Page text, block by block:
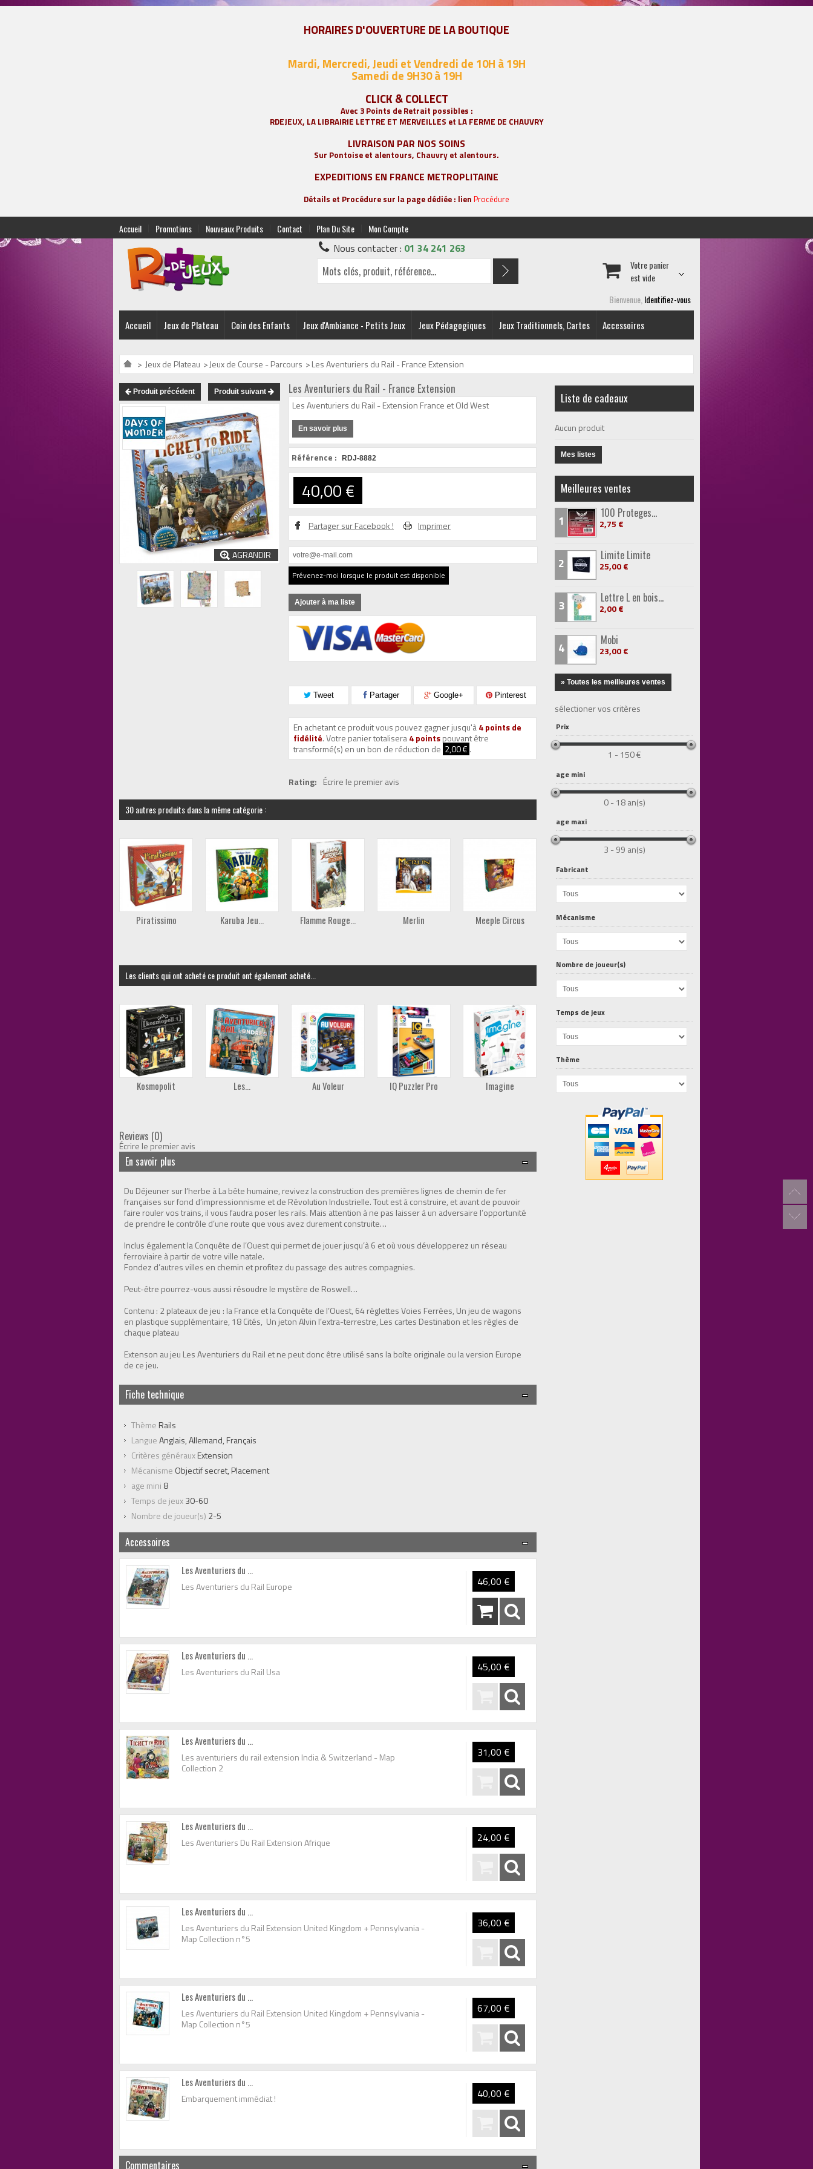
HORAIRES D'OUVERTURE DE LA BOUTIQUE
Mardi, Mercredi, Jeudi et Vendredi de 10H à 19H
Samedi de 9H30 à 19H
CLICK & COLLECT
Avec 3 Points de Retrait possibles :
RDEJEUX, LA LIBRAIRIE LETTRE ET MERVEILLES et LA FERME DE CHAUVRY
LIVRAISON PAR NOS SOINS
Sur Pontoise et alentours, Chauvry et alentours.
EXPEDITIONS EN FRANCE METROPLITAINE
Détails et Procédure sur la page dédiée : lien Procédure
Accueil Promotions Nouveaux Produits Contact Plan Du Site Mon Compte
Nous contacter : 01 34 241 263
Bienvenue, Identifiez-vous
Votre panier
est vide
Accueil Jeux de Plateau Coin des Enfants Jeux d'Ambiance - Petits Jeux Jeux Pédagogiques Jeux Traditionnels, Cartes Accessoires
> Jeux de Plateau >Jeux de Course - Parcours >Les Aventuriers du Rail - France Extension
Produit précédent Produit suivant
AGRANDIR
Les Aventuriers du Rail - France Extension
Les Aventuriers du Rail - Extension France et Old West
En savoir plus
Référence : RDJ-8882
40,00 €
Partager sur Facebook ! Imprimer
Prévenez-moi lorsque le produit est disponible
Ajouter à ma liste
Tweet Partager Google+ Pinterest
En achetant ce produit vous pouvez gagner jusqu'à4points de
fidélité. Votre panier totalisera4pointspouvant être
transformé(s) en un bon de réduction de 2,00 € .
Rating: Écrire le premier avis
30 autres produits dans la même catégorie :
Piratissimo Karuba Jeu... Flamme Rouge... Merlin Meeple Circus Explorateurs...
Les clients qui ont acheté ce produit ont également acheté...
Kosmopolit Les... Au Voleur IQ Puzzler Pro Imagine Laser Maze Unlock Epic...
Reviews (0)
Écrire le premier avis
En savoir plus
Du Déjeuner sur l’herbe à La bête humaine, revivez la construction des premières lignes de chemin de fer
françaises sur fond d’impressionnisme et de Révolution Industrielle. Tout est à construire, et avant de pouvoir
faire rouler vos trains, il vous faudra poser les rails. Mais attention à ne pas laisser à un adversaire l’opportunité
de prendre le contrôle d’une route que vous avez durement construite…
Inclus également la Conquête de l’Ouest qui permet de jouer jusqu’à 6 et où vous développerez un réseau
ferroviaire à partir de votre ville natale.
Fondez d’autres villes en chemin et profitez du passage des autres compagnies.
Peut-être pourrez-vous aussi résoudre le mystère de Roswell…
Contenu : 2 plateaux de jeu : la France et la Conquête de l’Ouest, 64 réglettes Voies Ferrées, Un jeu de wagons
en plastique supplémentaire, 18 Cités, Un jeton Alvin l’extra-terrestre, Les cartes Destination et les règles de
chaque plateau
Extenson au jeu Les Aventuriers du Rail et ne peut donc être utilisé sans la boîte originale ou la version Europe
de ce jeu.
Fiche technique
Thème Rails
LangueAnglais, Allemand, Français
Critères générauxExtension
Mécanisme Objectif secret, Placement
age mini 8
Temps de jeux30-60
Nombre de joueur(s) 2-5
Accessoires
Les Aventuriers du ...
Les Aventuriers du Rail Europe 46,00 €
Les Aventuriers du ...
Les Aventuriers du Rail Usa 45,00 €
Les Aventuriers du ...
Les aventuriers du rail extension India & Switzerland - Map
Collection 2
31,00 €
Les Aventuriers du ...
Les Aventuriers Du Rail Extension Afrique 24,00 €
Les Aventuriers du ...
Les Aventuriers du Rail Extension United Kingdom + Pennsylvania -
Map Collection n°5
36,00 €
Les Aventuriers du ...
Les Aventuriers du Rail Extension United Kingdom + Pennsylvania -
Map Collection n°5
67,00 €
Les Aventuriers du ...
Embarquement immédiat ! 40,00 €
Commentaires
Liste de cadeaux
Aucun produit
Mes listes
Meilleures ventes
1 100 Proteges...
2,75 €
2 Limite Limite
25,00 €
3 Lettre L en bois...
2,00 €
4 Mobi
23,00 €
» Toutes les meilleures ventes
sélectioner vos critères
Prix
1 - 150 €
age mini
0 - 18 an(s)
age maxi
3 - 99 an(s)
Fabricant
Mécanisme
Nombre de joueur(s)
Temps de jeux
Thème